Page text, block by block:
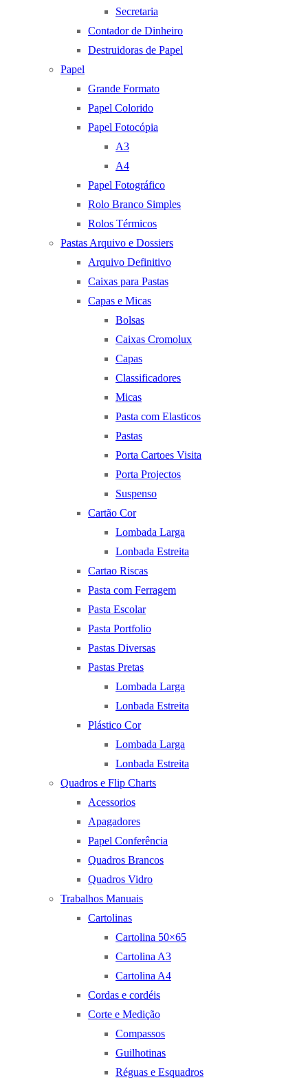
Secretaria
Contador de Dinheiro
Destruidoras de Papel
Papel
Grande Formato
Papel Colorido
Papel Fotocópia
A3
A4
Papel Fotográfico
Rolo Branco Simples
Rolos Térmicos
Pastas Arquivo e Dossiers
Arquivo Definitivo
Caixas para Pastas
Capas e Micas
Bolsas
Caixas Cromolux
Capas
Classificadores
Micas
Pasta com Elasticos
Pastas
Porta Cartoes Visita
Porta Projectos
Suspenso
Cartão Cor
Lombada Larga
Lonbada Estreita
Cartao Riscas
Pasta com Ferragem
Pasta Escolar
Pasta Portfolio
Pastas Diversas
Pastas Pretas
Lombada Larga
Lonbada Estreita
Plástico Cor
Lombada Larga
Lonbada Estreita
Quadros e Flip Charts
Acessorios
Apagadores
Papel Conferência
Quadros Brancos
Quadros Vidro
Trabalhos Manuais
Cartolinas
Cartolina 50×65
Cartolina A3
Cartolina A4
Cordas e cordéis
Corte e Medição
Compassos
Guilhotinas
Réguas e Esquadros